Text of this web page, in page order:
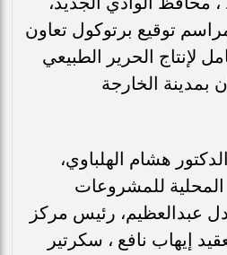
توقيع برتوكول تعاون
لإنتاج الحرير الطبيعي
٢٥٠ فدان بمدينة الخارجة
هشام الهلباوي،
المحلية للمشروعات
عبدالعظيم، رئيس مركز
إيهاب نافع ، سكرتير